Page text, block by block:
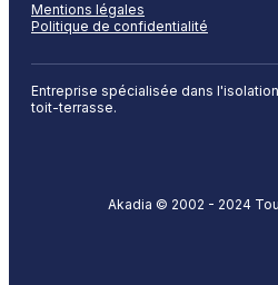
Entreprise spécialisée dans
toit-terrasse.
Mentions légales
Politique de confidentialité
Akadia © 2002 - 2024